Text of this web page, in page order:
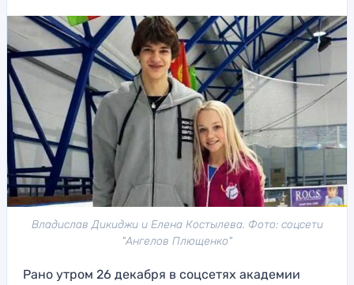
Владислав Дикиджи и Елена Костылева. Фото: соцсети
"Ангелов Плющенко"
Рано утром 26 декабря в соцсетях академии